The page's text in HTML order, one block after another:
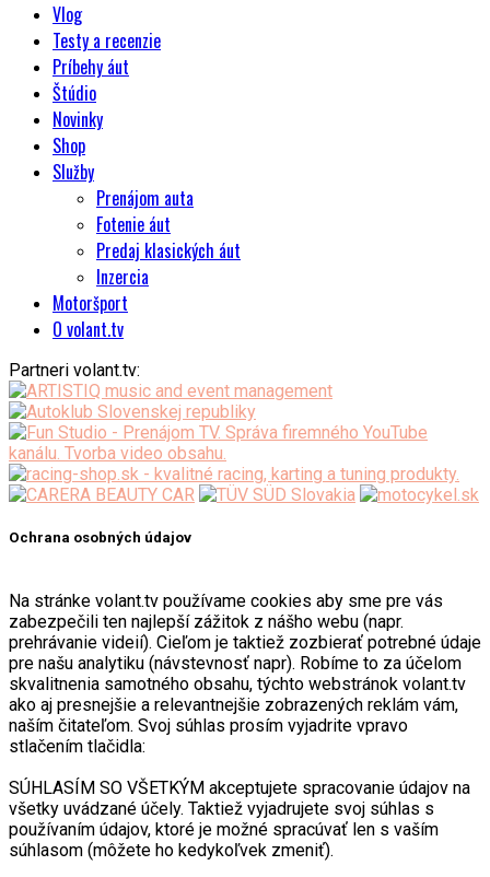
Vlog
Testy a recenzie
Príbehy áut
Štúdio
Novinky
Shop
Služby
Prenájom auta
Fotenie áut
Predaj klasických áut
Inzercia
Motoršport
O volant.tv
Partneri volant.tv:
Ochrana osobných údajov
Na stránke volant.tv používame cookies aby sme pre vás
zabezpečili ten najlepší zážitok z nášho webu (napr.
prehrávanie videií). Cieľom je taktiež zozbierať potrebné údaje
pre našu analytiku (návstevnosť napr). Robíme to za účelom
skvalitnenia samotného obsahu, týchto webstránok volant.tv
ako aj presnejšie a relevantnejšie zobrazených reklám vám,
naším čitateľom. Svoj súhlas prosím vyjadrite vpravo
stlačením tlačidla:
SÚHLASÍM SO VŠETKÝM akceptujete spracovanie údajov na
všetky uvádzané účely. Taktiež vyjadrujete svoj súhlas s
používaním údajov, ktoré je možné spracúvať len s vaším
súhlasom (môžete ho kedykoľvek zmeniť).